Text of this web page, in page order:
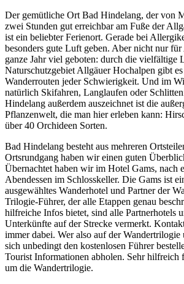
Der gemütliche Ort Bad Hindelang, der von
zwei Stunden gut erreichbar am Fuße der
ist ein beliebter Ferienort. Gerade bei
besonders gute Luft geben. Aber nicht nur
ganze Jahr viel geboten: durch die vielfältige
Naturschutzgebiet Allgäuer Hochalpen gibt
Wanderrouten jeder Schwierigkeit. Und im
natürlich Skifahren, Langlaufen oder
Hindelang außerdem auszeichnet ist die
Pflanzenwelt, die man hier erleben kann:
über 40 Orchideen Sorten.
Bad Hindelang besteht aus mehreren
Ortsrundgang haben wir einen guten
Übernachtet haben wir im Hotel Gams, nach
Abendessen im Schlosskeller. Die Gams ist
ausgewähltes Wanderhotel und Partner der
Trilogie-Führer, der alle Etappen genau
hilfreiche Infos bietet, sind alle Partnerhotels
Unterkünfte auf der Strecke vermerkt.
immer dabei. Wer also auf der Wandertrilogie
sich unbedingt den kostenlosen Führer
Tourist Informationen abholen. Sehr hilfreich
um die Wandertrilogie.